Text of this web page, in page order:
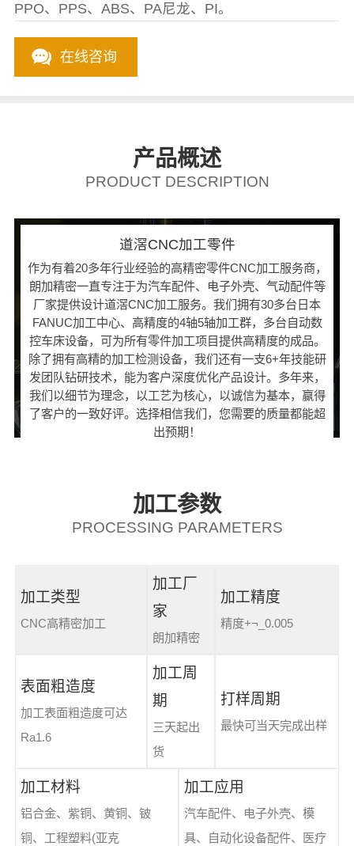
PPO、PPS、ABS、PA尼龙、PI。
在线咨询
产品概述
PRODUCT DESCRIPTION
道滘CNC加工零件
作为有着20多年行业经验的高精密零件CNC加工服务商，
朗加精密一直专注于为汽车配件、电子外壳、气动配件等
厂家提供设计道滘CNC加工服务。我们拥有30多台日本
FANUC加工中心、高精度的4轴5轴加工群，多台自动数
控车床设备，可为所有零件加工项目提供高精度的成品。
除了拥有高精的加工检测设备，我们还有一支6+年技能研
发团队钻研技术，能为客户深度优化产品设计。多年来，
我们以细节为理念，以工艺为核心，以诚信为基本，赢得
了客户的一致好评。选择相信我们，您需要的质量都能超
出预期！
加工参数
PROCESSING PARAMETERS
加工类型
CNC高精密加工
加工厂
家
朗加精密
加工精度
精度+¬_0.005
表面粗造度
加工表面粗造度可达
Ra1.6
加工周
期
三天起出
货
打样周期
最快可当天完成出样
加工材料
铝合金、紫铜、黄铜、铍
铜、工程塑料(亚克
加工应用
汽车配件、电子外壳、模
具、自动化设备配件、医疗